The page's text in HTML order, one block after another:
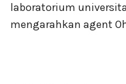
laboratorium
mengarahkan agent